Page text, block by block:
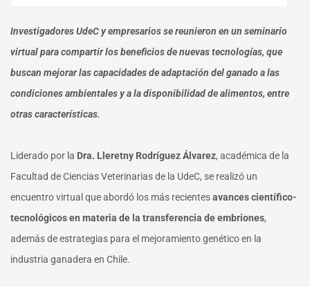
Investigadores UdeC y empresarios se reunieron en un seminario
virtual para compartir los beneficios de nuevas tecnologías, que
buscan mejorar las capacidades de adaptación del ganado a las
condiciones ambientales y a la disponibilidad de alimentos, entre
otras características.
Liderado por la Dra. Lleretny Rodríguez Álvarez, académica de la
Facultad de Ciencias Veterinarias de la UdeC, se realizó un
encuentro virtual que abordó los más recientesavances científico-
tecnológicos en materia de la transferencia de embriones,
además de estrategias para el mejoramiento genético en la
industria ganadera en Chile.